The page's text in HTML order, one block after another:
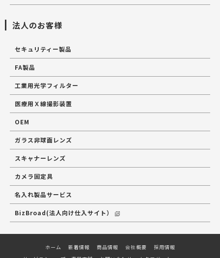
法人のお客様
セキュリティー製品
FA製品
工業用光学フィルター
医療用Ｘ線撮影装置
OEM
ガラス非球面レンズ
スキャナーレンズ
カメラ固定具
名入れ製品サービス
BizBroad(法人向け仕入サイト）
ホーム 新着情報 商品情報 会社概要
採用情報